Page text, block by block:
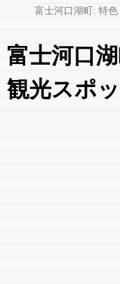
富士河口湖町: 特
富士河口
観光スポ